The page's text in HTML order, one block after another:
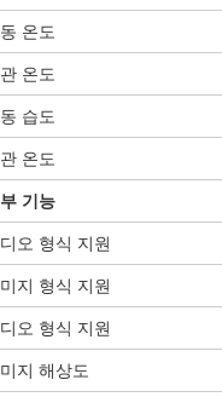
온도
온도
습도
온도
기능
오 형식 지원
지 형식 지원
오 형식 지원
지 해상도